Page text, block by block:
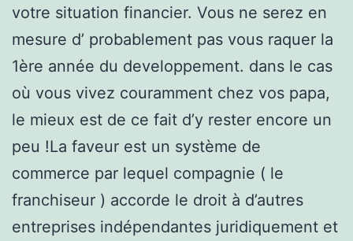
votre situation financier. Vous ne serez en
mesure d’ probablement pas vous raquer la
1ère année du developpement. dans le cas
où vous vivez couramment chez vos papa,
le mieux est de ce fait d’y rester encore un
peu !La faveur est un système de
commerce par lequel compagnie ( le
franchiseur ) accorde le droit à d’autres
entreprises indépendantes juridiquement et